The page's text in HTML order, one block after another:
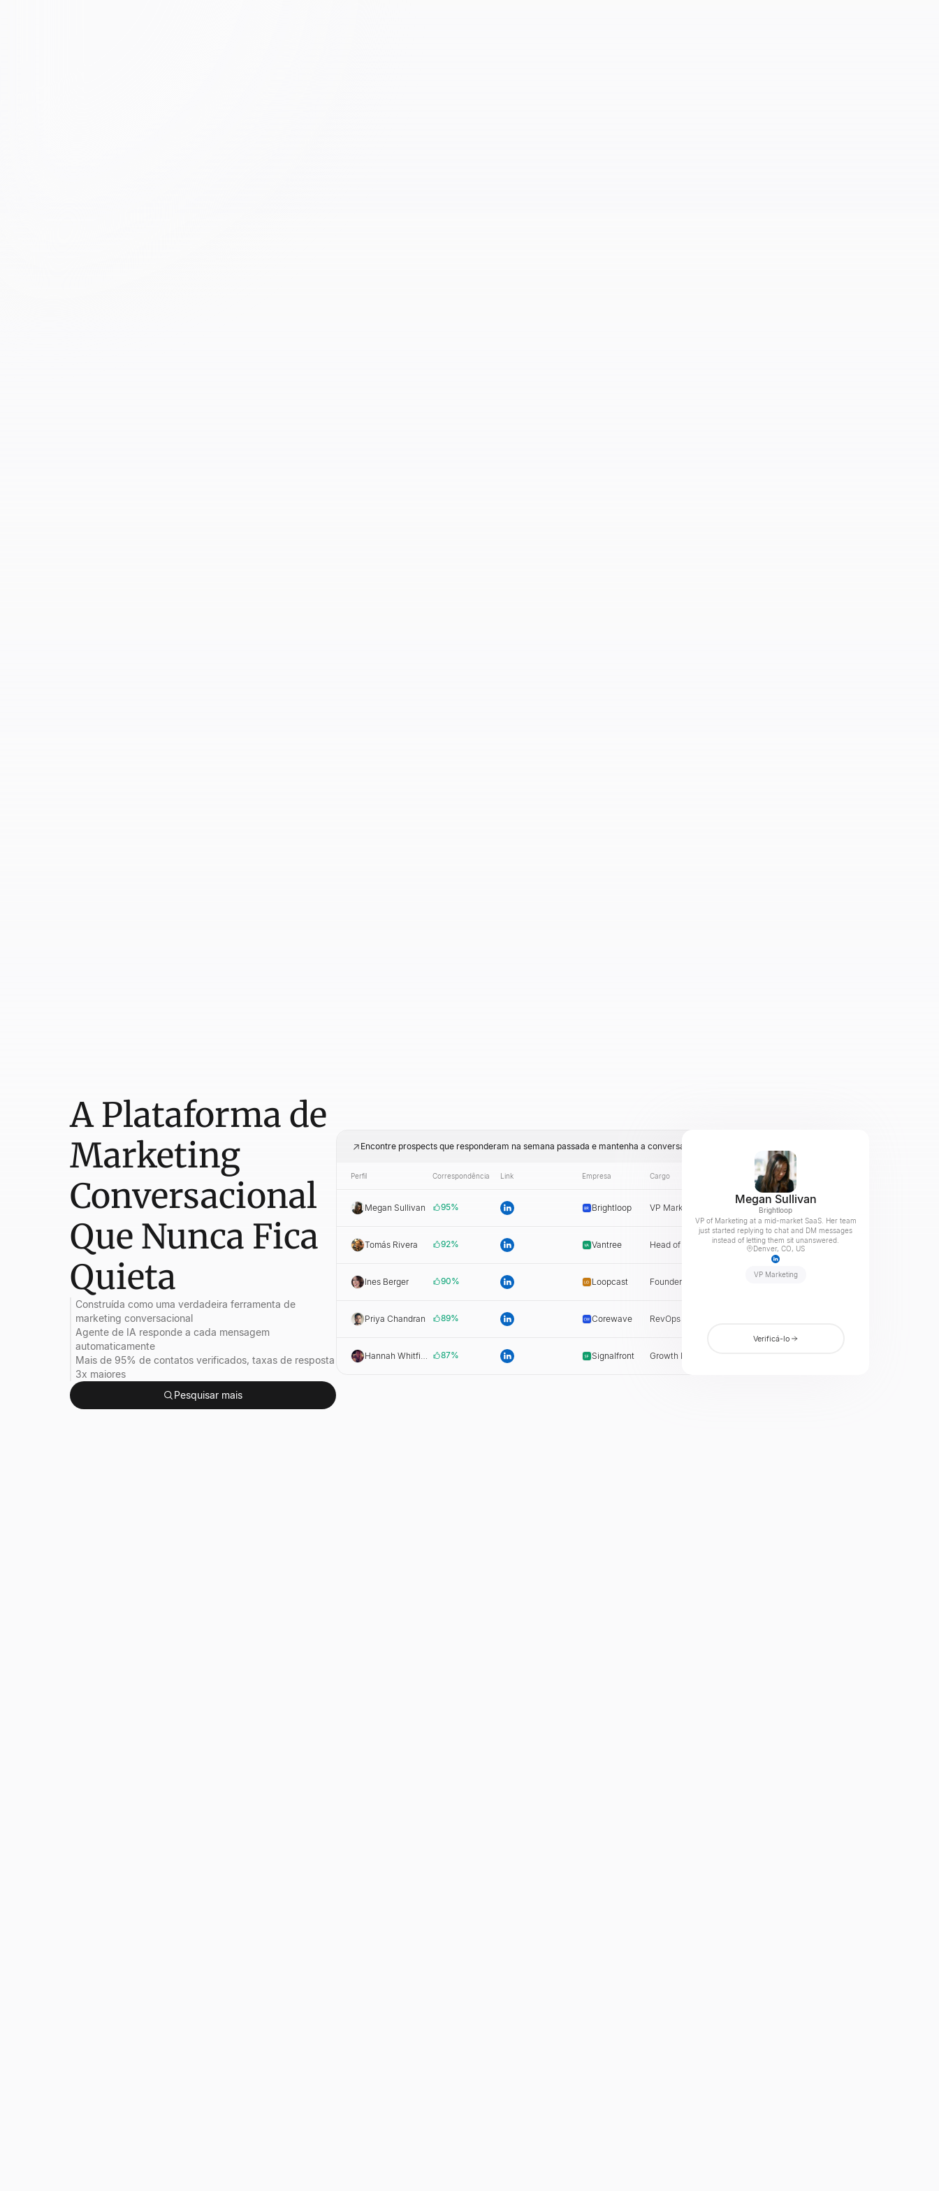
A Plataforma de
Marketing
Conversacional
Que Nunca Fica
Quieta
Construída como uma verdadeira ferramenta de
marketing conversacional
Agente de IA responde a cada mensagem
automaticamente
Mais de 95% de contatos verificados, taxas de resposta
3x maiores
Pesquisar mais
Encontre prospects que responderam na semana passada e mantenha a conversa
Perfil Correspondência Link Empresa Cargo País
Megan Sullivan 95% Brightloop VP Marketing Verificar
Tomás Rivera 92% Vantree Head of Demand Generation Verificar MX
Ines Berger 90% Loopcast Founder & CEO DE
Priya Chandran 89% Corewave RevOps Lead
87% Signalfront
Megan Sullivan
Brightloop
VP of Marketing at a mid-market SaaS. Her team
just started replying to chat and DM messages
instead of letting them sit unanswered.
Denver, CO, US
VP Marketing
Verificá-lo